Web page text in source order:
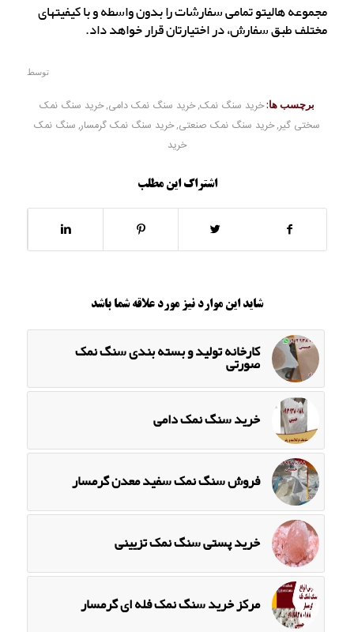
مجموعه هالیتو تمامی سفارشات را بدون واسطه و با کیفیتهای
مختلف طبق سفارش، در اختیارتان قرار خواهد داد.
توسط
برچسب ها:خرید سنگ نمک,خرید سنگ نمک دامی,خرید سنگ نمک
سختی گیر,خرید سنگ نمک صنعتی,خرید سنگ نمک گرمسار, سنگ نمک
خرید
اشتراک این مطلب
شاید این موارد نیز مورد علاقه شما باشد
کارخانه تولید و بسته بندی سنگ نمک
صورتی
خرید سنگ نمک دامی
فروش سنگ نمک سفید معدن گرمسار
خرید پستی سنگ نمک تزیینی
مرکز خرید سنگ نمک فله ای گرمسار